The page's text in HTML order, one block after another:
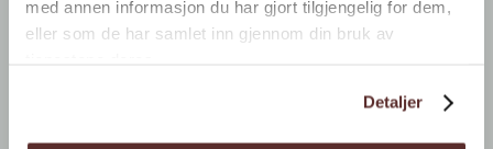
med annen informasjon du har gjort tilgjengelig for dem,
eller som de har samlet inn gjennom din bruk av
Detaljer